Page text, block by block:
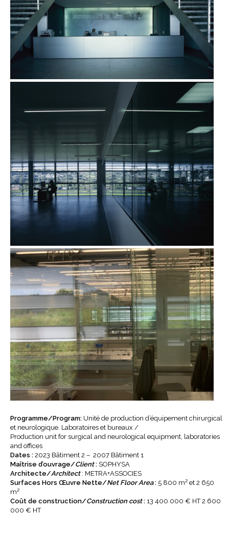
Programme/Program: Unité de production d’équipement chirurgical
et neurologique. Laboratoires et bureaux /
Production unit for surgical and neurological equipment, laboratories
and offices
Dates : 2023 Bâtiment 2 – 2007 Bâtiment 1
Maîtrise d’ouvrage/Client: SOPHYSA
Architecte/Architect: METRA+ASSOCIES
Surfaces Hors Œuvre Nette/Net Floor Area: 5 800 m² et 2 650
m²
Coût de construction/Construction cost: 13 400 000 € HT 2 600
000 € HT